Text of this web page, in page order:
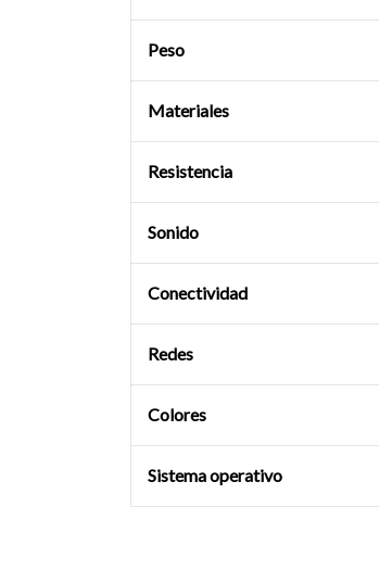
Peso
Materiales
Resistencia
Sonido
Conectividad
Redes
Colores
Sistema operativo